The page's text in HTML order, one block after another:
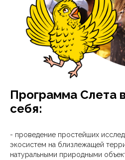
Программа Слета
себя:
- проведение простейших
экосистем на близлежащей
натуральными природными